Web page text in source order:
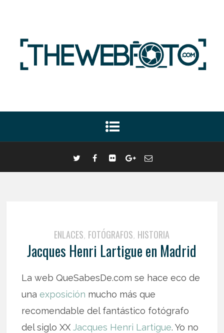
ENLACES, FOTÓGRAFOS, HISTORIA
Jacques Henri Lartigue en Madrid
La web QueSabesDe.com se hace eco de
una exposición mucho más que
recomendable del fantástico fotógrafo
del siglo XXJacques Henri Lartigue. Yo no